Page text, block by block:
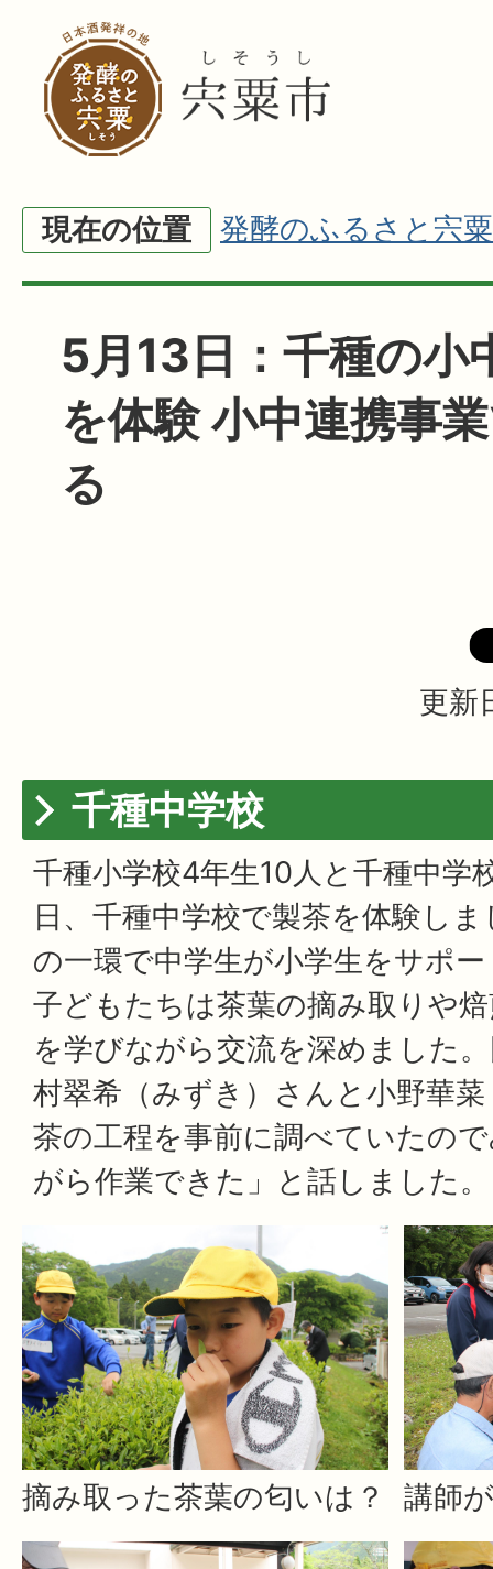
現在の位置 発酵のふるさと宍粟
5月13日：千種の小
を体験 小中連携事
る
更新
千種中学校
千種小学校4年生10人と千種中学
日、千種中学校で製茶を体験し
の一環で中学生が小学生をサポ
子どもたちは茶葉の摘み取りや
を学びながら交流を深めました
村翠希（みずき）さんと小野華
茶の工程を事前に調べていたの
がら作業できた」と話しました。
摘み取った茶葉の匂いは？ 講師